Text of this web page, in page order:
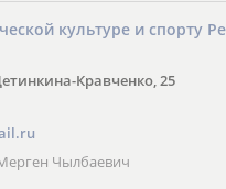
культуре и спорту
Кравченко, 25
Чылбаевич